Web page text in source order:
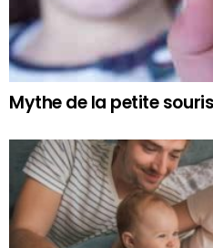
Mythe de la petite